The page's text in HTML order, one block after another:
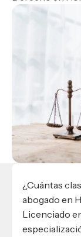
Escuela de
Escuela de
Escuela de
Escuela de
Escuela de
Ver toda la
Ave.
Honduras,
Calendario
Consultorio
Lifelong
¿Que es
RECURSOS
Ayuda en
Guía de
Manual
Normas
¿Cuántas
abogado en
Licenciado